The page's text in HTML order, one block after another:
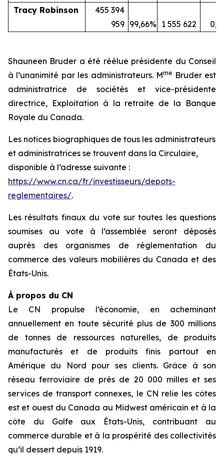
Tracy Robinson
455 394
959 99,66% 1 555 622
Shauneen Bruder a été réélue présidente du Conseil
à l’unanimité par les administrateurs. Mme Bruder est
administratrice de sociétés et vice-présidente
directrice, Exploitation à la retraite de la Banque
Royale du Canada.
Les notices biographiques de tous les administrateurs
et administratrices se trouvent dans la Circulaire,
disponible à l’adresse suivante :
https://www.cn.ca/fr/investisseurs/depots-
reglementaires/.
Les résultats finaux du vote sur toutes les questions
soumises au vote à l’assemblée seront déposés
auprès des organismes de réglementation du
commerce des valeurs mobilières du Canada et des
États-Unis.
À propos du CN
Le CN propulse l’économie, en acheminant
annuellement en toute sécurité plus de 300 millions
de tonnes de ressources naturelles, de produits
manufacturés et de produits finis partout en
Amérique du Nord pour ses clients. Grâce à son
réseau ferroviaire de près de 20 000 milles et ses
services de transport connexes, le CN relie les côtes
est et ouest du Canada au Midwest américain et à la
côte du Golfe aux États-Unis, contribuant au
commerce durable et à la prospérité des collectivités
qu’il dessert depuis 1919.